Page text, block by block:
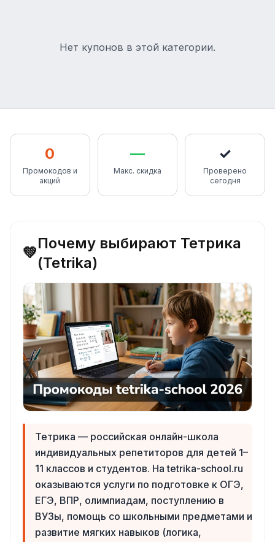
Нет купонов в этой категории.
0
Промокодов и
акций
—
Макс. скидка
✓
Проверено
сегодня
💚
Почему выбирают Тетрика
(Tetrika)
Тетрика — российская онлайн-школа
индивидуальных репетиторов для детей 1–
11 классов и студентов. На tetrika-school.ru
оказываются услуги по подготовке к ОГЭ,
ЕГЭ, ВПР, олимпиадам, поступлению в
ВУЗы, помощь со школьными предметами и
развитие мягких навыков (логика,